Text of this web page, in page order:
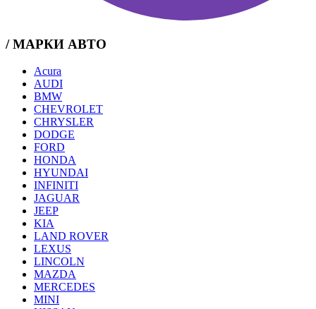
/ МАРКИ АВТО
Acura
AUDI
BMW
CHEVROLET
CHRYSLER
DODGE
FORD
HONDA
HYUNDAI
INFINITI
JAGUAR
JEEP
KIA
LAND ROVER
LEXUS
LINCOLN
MAZDA
MERCEDES
MINI